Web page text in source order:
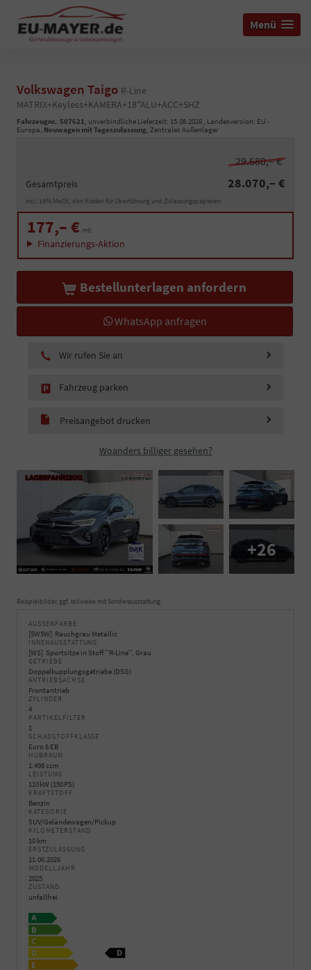
Menü
Volkswagen Taigo R-Line
MATRIX+Keyless+KAMERA+18"ALU+ACC+SHZ
Fahrzeugnr.: 507621, unverbindliche Lieferzeit: 15.08.2026 , Landesversion: EU -
Europa, Neuwagen mit Tageszulassung, Zentrales Außenlager
29.680,– €
Gesamtpreis 28.070,– €
incl. 19% MwSt., den Kosten für Überführung und Zulassungspapieren
177,– € mtl.
Finanzierungs-Aktion
WhatsApp anfragen
Bestellunterlagen anfordern
Wir rufen Sie an
Fahrzeug parken
Preisangebot drucken
Woanders billiger gesehen?
+26
Beispielbilder, ggf. teilweise mit Sonderausstattung
AUSSENFARBE
5W5W Rauchgrau Metallic
INNENAUSSTATTUNG
WS Sportsitze in Stoff ''R-Line'', Grau
GETRIEBE
Doppelkupplungsgetriebe (DSG)
ANTRIEBSACHSE
Frontantrieb
ZYLINDER
4
PARTIKELFILTER
1
SCHADSTOFFKLASSE
Euro 6 EB
HUBRAUM
1.498 ccm
LEISTUNG
110 kW (150 PS)
KRAFTSTOFF
Benzin
KATEGORIE
SUV/Geländewagen/Pickup
KILOMETERSTAND
10 km
ERSTZULASSUNG
11.06.2026
MODELLJAHR
2025
ZUSTAND
unfallfrei